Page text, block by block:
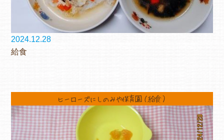
ヒーローズにしのみや保育園
ヒーローズ旭保育園
お知らせ
2024.12.28
給食
ヒーローズにしのみや保育園（給食）